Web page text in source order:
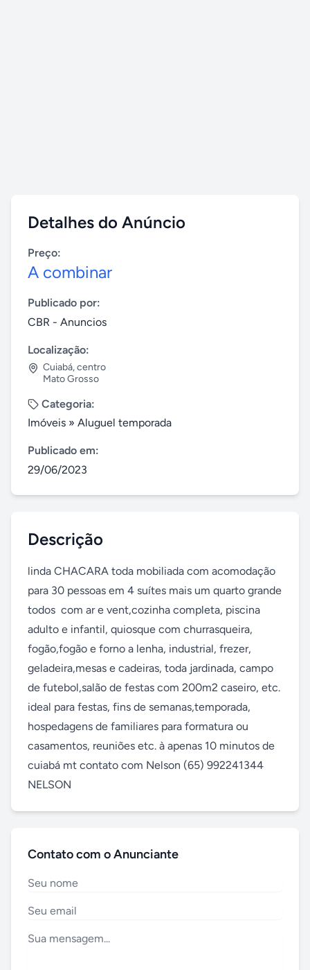
Detalhes do Anúncio
Preço:
A combinar
Publicado por:
CBR - Anuncios
Localização:
Cuiabá,centro
Mato Grosso
Categoria:
Imóveis » Aluguel temporada
Publicado em:
29/06/2023
Descrição
linda CHACARA toda mobiliada com acomodação
para 30 pessoas em 4 suítes mais um quarto grande
todos  com ar e vent,cozinha completa, piscina
adulto e infantil, quiosque com churrasqueira,
fogão,fogão e forno a lenha, industrial, frezer,
geladeira,mesas e cadeiras, toda jardinada, campo
de futebol,salão de festas com 200m2 caseiro, etc.
ideal para festas, fins de semanas,temporada,
hospedagens de familiares para formatura ou
casamentos, reuniões etc. à apenas 10 minutos de
cuiabá mt contato com Nelson (65) 992241344
NELSON
Contato com o Anunciante